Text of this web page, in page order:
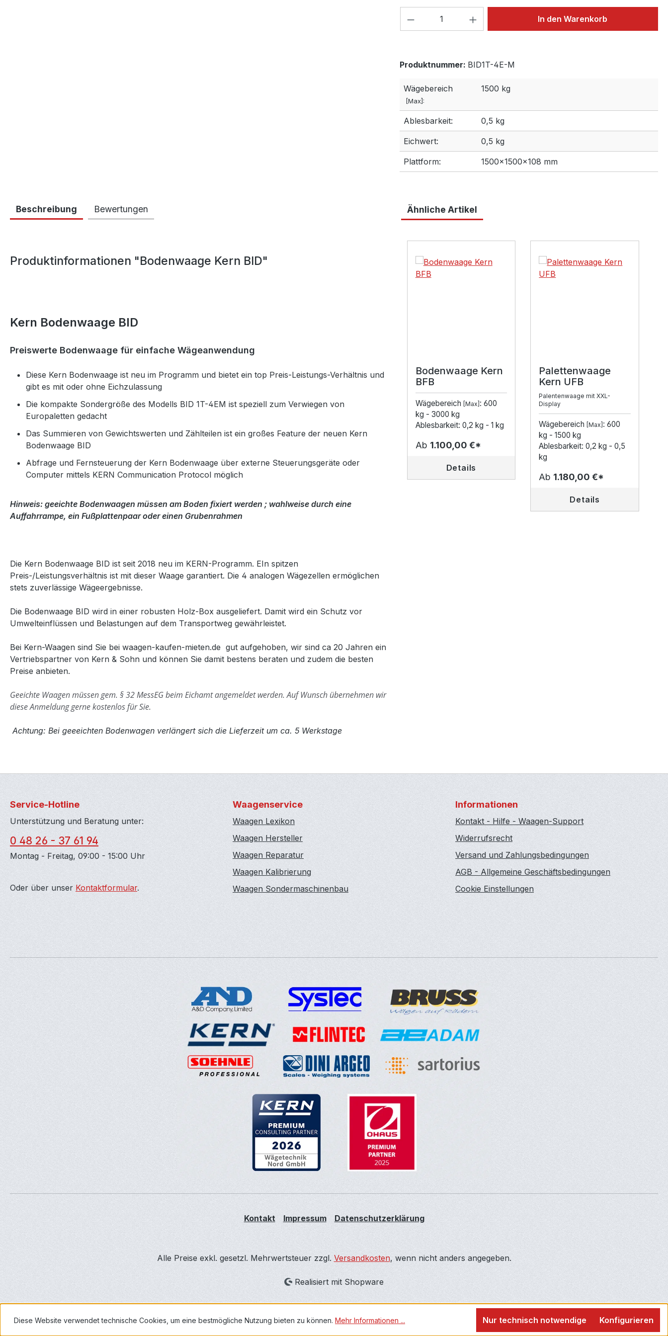
Produkt Anzahl: Gib den gewünschten Wert
In den Warenkorb
Produktnummer: BID1T-4E-M
Wägebereich
[Max]:
1500 kg
Ablesbarkeit: 0,5 kg
Eichwert: 0,5 kg
Plattform: 1500×1500×108 mm
Beschreibung Bewertungen
Produktinformationen "Bodenwaage Kern BID"
Kern Bodenwaage BID
Preiswerte Bodenwaage für einfache Wägeanwendung
Diese Kern Bodenwaage ist neu im Programm und bietet ein top Preis-Leistungs-Verhältnis und
gibt es mit oder ohne Eichzulassung
Die kompakte Sondergröße des Modells BID 1T-4EM ist speziell zum Verwiegen von
Europaletten gedacht
Das Summieren von Gewichtswerten und Zählteilen ist ein großes Feature der neuen Kern
Bodenwaage BID
Abfrage und Fernsteuerung der Kern Bodenwaage über externe Steuerungsgeräte oder
Computer mittels KERN Communication Protocol möglich
Hinweis: geeichte Bodenwaagen müssen am Boden fixiert werden ; wahlweise durch eine
Auffahrrampe, ein Fußplattenpaar oder einen Grubenrahmen
Die Kern Bodenwaage BID ist seit 2018 neu im KERN-Programm. EIn spitzen
Preis-/Leistungsverhältnis ist mit dieser Waage garantiert. Die 4 analogen Wägezellen ermöglichen
stets zuverlässige Wägeergebnisse.
Die Bodenwaage BID wird in einer robusten Holz-Box ausgeliefert. Damit wird ein Schutz vor
Umwelteinflüssen und Belastungen auf dem Transportweg gewährleistet.
Bei Kern-Waagen sind Sie bei waagen-kaufen-mieten.de gut aufgehoben, wir sind ca 20 Jahren ein
Vertriebspartner von Kern & Sohn und können Sie damit bestens beraten und zudem die besten
Preise anbieten.
Geeichte Waagen müssen gem. § 32 MessEG beim Eichamt angemeldet werden.Auf Wunsch übernehmen wir
diese Anmeldung gerne kostenlos für Sie.
Achtung: Bei geeeichten Bodenwagen verlängert sich die Lieferzeit um ca. 5 Werkstage
Ähnliche Artikel
Bodenwaage Kern
BFB
Wägebereich [Max] : 600
kg - 3000 kg
Ablesbarkeit: 0,2 kg - 1 kg
Ab 1.100,00 €*
Details
Palettenwaage
Kern UFB
Palentenwaage mit XXL-
Display
Wägebereich [Max] : 600
kg - 1500 kg
Ablesbarkeit: 0,2 kg - 0,5
kg
Ab 1.180,00 €*
Details
Service-Hotline
Unterstützung und Beratung unter:
0 48 26 - 37 61 94
Montag - Freitag, 09:00 - 15:00 Uhr
Oder über unser Kontaktformular.
Waagenservice
Waagen Lexikon
Waagen Hersteller
Waagen Reparatur
Waagen Kalibrierung
Waagen Sondermaschinenbau
Informationen
Kontakt - Hilfe - Waagen-Support
Widerrufsrecht
Versand und Zahlungsbedingungen
AGB - Allgemeine Geschäftsbedingungen
Cookie Einstellungen
Kontakt Impressum Datenschutzerklärung
Alle Preise exkl. gesetzl. Mehrwertsteuer zzgl. Versandkosten, wenn nicht anders angegeben.
Realisiert mit Shopware
Diese Website verwendet technische Cookies, um eine bestmögliche Nutzung bieten zu können. Mehr Informationen ... Nur technisch notwendige Konfigurieren